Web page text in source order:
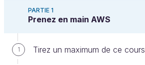
PARTIE 1
Prenez en main AWS
1 Tirez un maximum de ce cours